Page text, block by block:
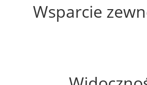
Wsparcie